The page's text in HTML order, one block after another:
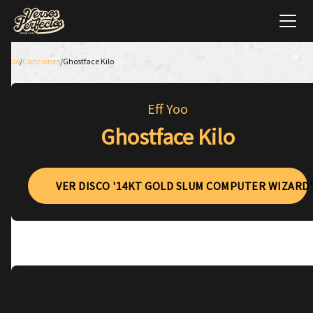
Inicio/Canciones/Ghostface Kilo
Eff Yoo
Ghostface Kilo
VER DISCO '14KT GOLD SLUM COMPUTER WIZARD'